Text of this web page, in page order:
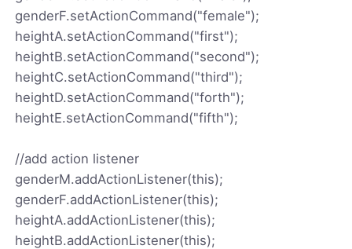
genderF.setActionCommand("female");
heightA.setActionCommand("first");
heightB.setActionCommand("second");
heightC.setActionCommand("third");
heightD.setActionCommand("forth");
heightE.setActionCommand("fifth");
//add action listener
genderM.addActionListener(this);
genderF.addActionListener(this);
heightA.addActionListener(this);
heightB.addActionListener(this);